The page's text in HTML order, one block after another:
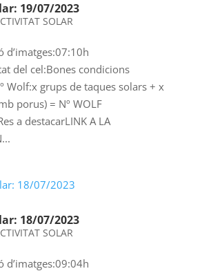
19/07/2023
SOLAR
d’imatges:07:10h
del cel:Bones condicions
Wolf:x grups de taques solars + x
porus) = Nº WOLF
a destacarLINK A LA
18/07/2023
SOLAR
d’imatges:09:04h